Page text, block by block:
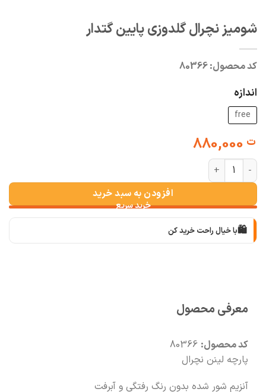
شومیز نچرال گلدوزی پایین گتدار
کد محصول:80366
اندازه
free
ت880,000
شومیز نچرال گلدوزی پایین گتدار عدد
افزودن به سبد خرید
🛍️با خیال راحت خرید کن
🧡بعد از خرید هم کنارتیم
معرفی محصول
کد محصول: 80366
پارچه لینن نچرال
آنزیم شور شده بدون رنگ رفتگی و آبرفت